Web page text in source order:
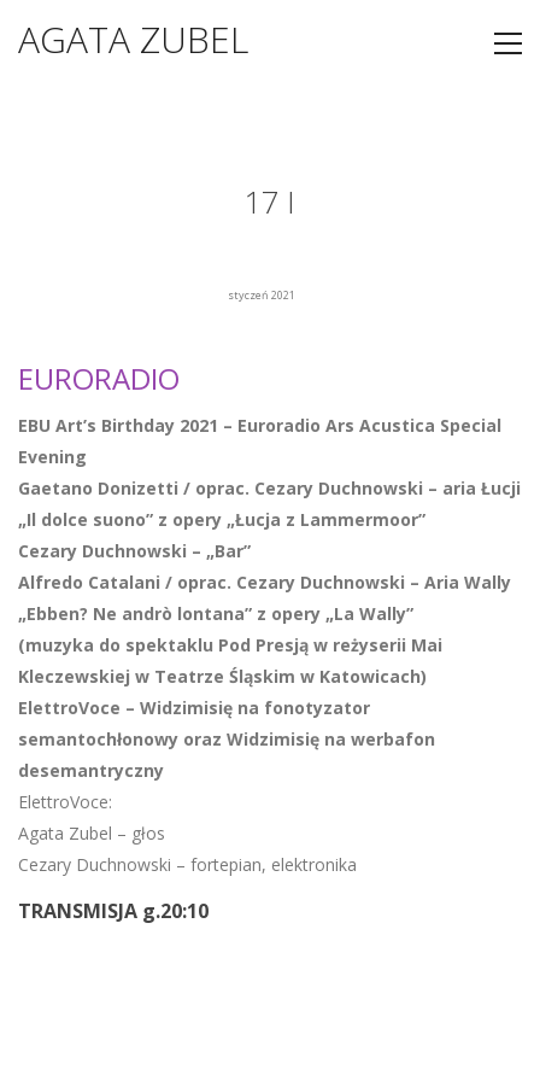
AGATA ZUBEL
17 I
styczeń 2021
EURORADIO
EBU Art’s Birthday 2021 – Euroradio Ars Acustica Special
Evening
Gaetano Donizetti / oprac. Cezary Duchnowski – aria Łucji
„Il dolce suono” z opery „Łucja z Lammermoor”
Cezary Duchnowski – „Bar”
Alfredo Catalani / oprac. Cezary Duchnowski – Aria Wally
„Ebben? Ne andrò lontana” z opery „La Wally”
(muzyka do spektaklu Pod Presją w reżyserii Mai
Kleczewskiej w Teatrze Śląskim w Katowicach)
ElettroVoce – Widzimisię na fonotyzator
semantochłonowy oraz Widzimisię na werbafon
desemantryczny
ElettroVoce:
Agata Zubel – głos
Cezary Duchnowski – fortepian, elektronika
TRANSMISJA g.20:10